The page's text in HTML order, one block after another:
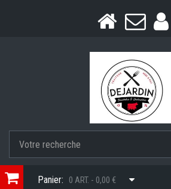
Panier: 0 ART. - 0,00 €